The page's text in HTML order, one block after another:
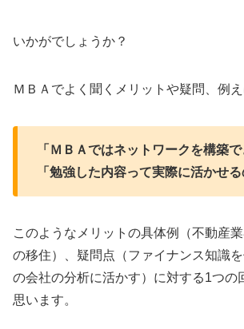
いかがでしょうか？
ＭＢＡでよく聞くメリットや疑問、例え
「ＭＢＡではネットワークを構築で
「勉強した内容って実際に活かせる
このようなメリットの具体例（不動産
の移住）、疑問点（ファイナンス知識
の会社の分析に活かす）に対する1つの
思います。